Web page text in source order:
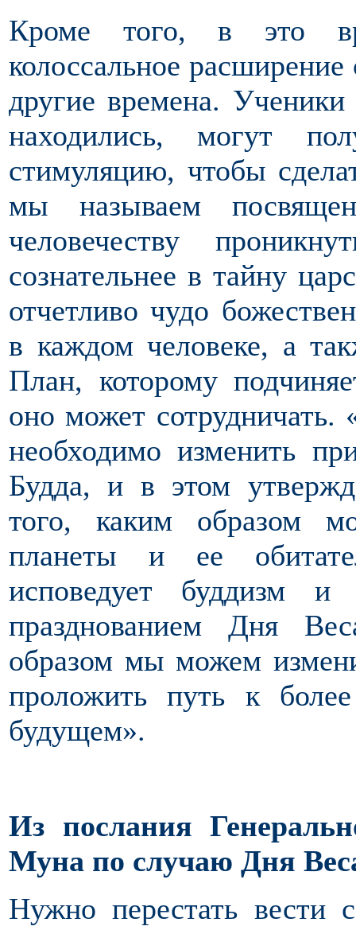
Кроме того, в это
колоссальное
другие времена.
находились, могут
стимуляцию, чтобы
мы называем
человечеству
сознательнее в тайну
отчетливо чудо
в каждом человеке, а
План, которому
оно может
необходимо изменить
Будда, и в этом
того, каким образом
планеты и ее
исповедует буддизм
празднованием Дня
образом мы можем
проложить путь к
будущем».
Из послания
Муна по случаю Дня
Нужно перестать вести